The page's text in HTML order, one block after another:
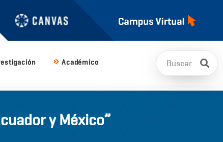
Académico
y México”